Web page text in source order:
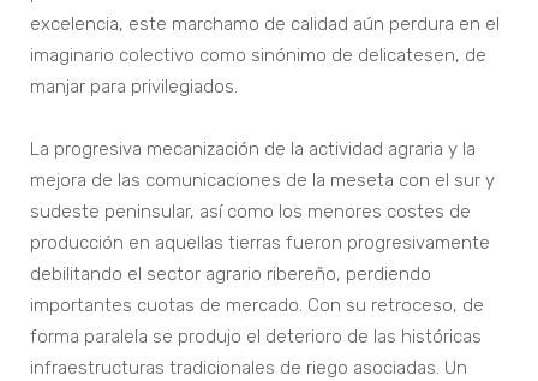
excelencia, este marchamo de calidad aún perdura en el
imaginario colectivo como sinónimo de delicatesen, de
manjar para privilegiados.
La progresiva mecanización de la actividad agraria y la
mejora de las comunicaciones de la meseta con el sur y
sudeste peninsular, así como los menores costes de
producción en aquellas tierras fueron progresivamente
debilitando el sector agrario ribereño, perdiendo
importantes cuotas de mercado. Con su retroceso, de
forma paralela se produjo el deterioro de las históricas
infraestructuras tradicionales de riego asociadas. Un